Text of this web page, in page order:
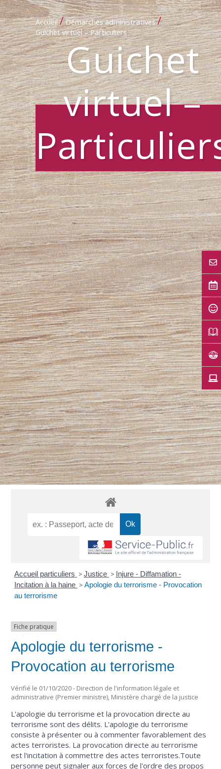
Accueil / Démarches administratives /
Guichet virtuel – Particuliers
Guichet
virtuel –
Accueil particuliers > Justice > Injure - Diffamation -
Incitation à la haine > Apologie du terrorisme - Provocation
au terrorisme
Fiche pratique
Apologie du terrorisme -
Provocation au terrorisme
Vérifié le 01/10/2020 - Direction de l'information légale et
administrative (Premier ministre), Ministère chargé de la justice
L'apologie du terrorisme et la provocation directe au
terrorisme sont des délits. L'apologie du terrorisme
consiste à présenter ou à commenter favorablement des
actes terroristes. La provocation directe au terrorisme
est l'incitation à commettre des actes terroristes.Toute
personne peut signaler aux forces de l'ordre des propos